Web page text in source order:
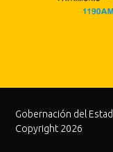
Gobernación del
Copyright 2026